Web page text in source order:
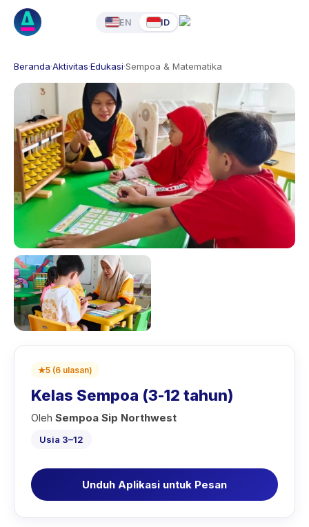
EN ID
Beranda·Aktivitas·Edukasi·Sempoa & Matematika
★5 (6 ulasan)
Kelas Sempoa (3-12 tahun)
Oleh Sempoa Sip Northwest
Usia 3–12
Unduh Aplikasi untuk Pesan